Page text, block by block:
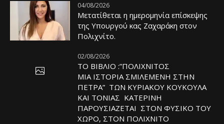
04/08/2026
Μετατίθεται η ημερομηνία επίσκεψης
της Υπουργού κας Ζαχαράκη στον
Πολιχνίτο.
02/08/2026
ΤΟ ΒΙΒΛΙΟ :”ΠΟΛΙΧΝΙΤΟΣ
ΜΙΑ ΙΣΤΟΡΙΑ ΣΜΙΛΕΜΕΝΗ ΣΤΗΝ
ΠΕΤΡΑ” ΤΩΝ ΚΥΡΙΑΚΟΥ ΚΟΥΚΟΥΛΑ
ΚΑΙ ΤΟΝΙΑΣ ΚΑΤΕΡΙΝΗ
ΠΑΡΟΥΣΙΑΖΕΤΑΙ ΣΤΟΝ ΦΥΣΙΚΟ ΤOY
ΧΩΡΟ, ΣΤΟΝ ΠΟΛΙΧΝΙΤΟ